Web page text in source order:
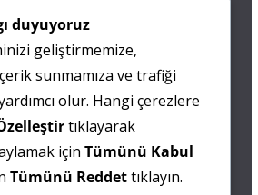
duyuyoruz
geliştirmemize,
sunmamıza ve trafiği
olur. Hangi çerezlere
tıklayarak
için Tümünü Kabul
Tümünü Reddettıklayın.